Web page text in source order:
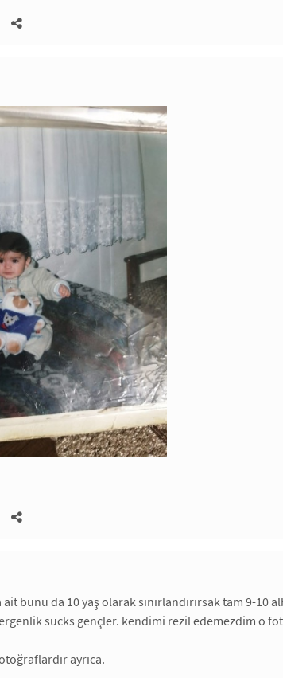
ait bunu da 10 yaş olarak sınırlandırırsak tam 9-
sucks gençler. kendimi rezil edemezdim o
ayrıca.